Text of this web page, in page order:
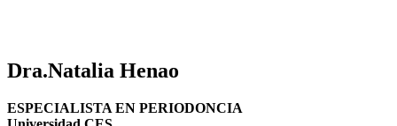
Dra.Natalia Henao
ESPECIALISTA EN PERIODONCIA